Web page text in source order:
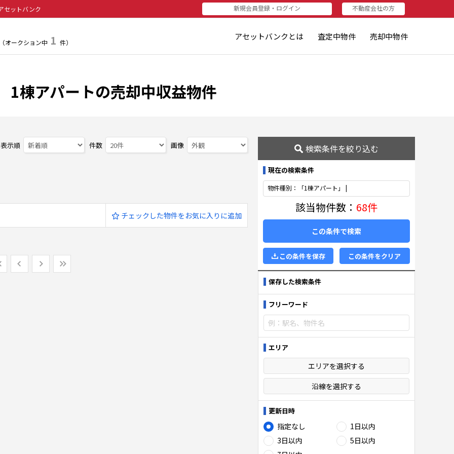
セットバンク
（オークション中 1 件）
新規会員登録・ログイン
不動産会社の方
アセットバンクとは 査定中物件 売却中物件
1棟アパートの売却中収益物件
検索条件を絞り込む
現在の検索条件
物件種別：「1棟アパート」 |
該当物件数： 68件
この条件で検索
この条件を保存 この条件をクリア
保存した検索条件
フリーワード
エリア
エリアを選択する
沿線を選択する
更新日時
指定なし
1日以内
3日以内
5日以内
表示順 件数 画像
チェックした物件をお気に入りに追加